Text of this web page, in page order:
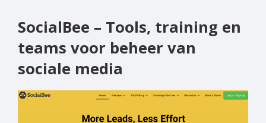
SocialBee – Tools, training en
teams voor beheer van
sociale media